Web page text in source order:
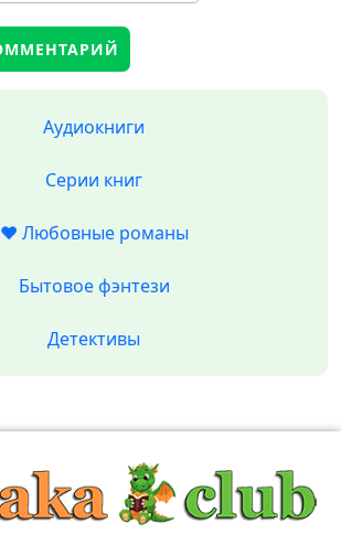
Аудиокниги
Серии книг
❤️ Любовные романы
Бытовое фэнтези
Детективы